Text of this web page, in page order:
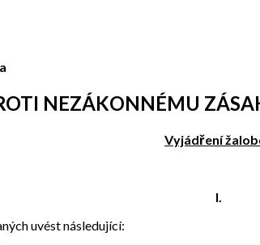
NEZÁKONNÉMU
Vyjádření
I.
uvést následující: